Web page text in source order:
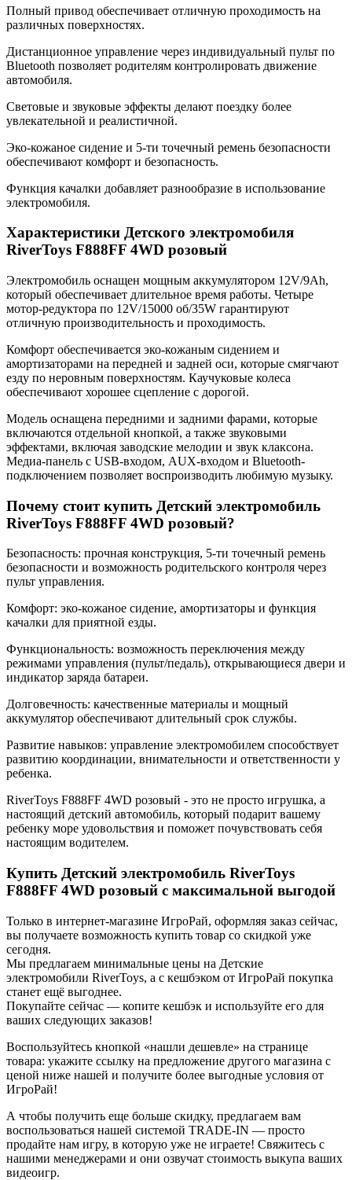
Полный привод обеспечивает отличную проходимость на
различных поверхностях.
Дистанционное управление через индивидуальный пульт по
Bluetooth позволяет родителям контролировать движение
автомобиля.
Световые и звуковые эффекты делают поездку более
увлекательной и реалистичной.
Эко-кожаное сидение и 5-ти точечный ремень безопасности
обеспечивают комфорт и безопасность.
Функция качалки добавляет разнообразие в использование
электромобиля.
Характеристики Детского электромобиля
RiverToys F888FF 4WD розовый
Электромобиль оснащен мощным аккумулятором 12V/9Ah,
который обеспечивает длительное время работы. Четыре
мотор-редуктора по 12V/15000 об/35W гарантируют
отличную производительность и проходимость.
Комфорт обеспечивается эко-кожаным сидением и
амортизаторами на передней и задней оси, которые смягчают
езду по неровным поверхностям. Каучуковые колеса
обеспечивают хорошее сцепление с дорогой.
Модель оснащена передними и задними фарами, которые
включаются отдельной кнопкой, а также звуковыми
эффектами, включая заводские мелодии и звук клаксона.
Медиа-панель с USB-входом, AUX-входом и Bluetooth-
подключением позволяет воспроизводить любимую музыку.
Почему стоит купить Детский электромобиль
RiverToys F888FF 4WD розовый?
Безопасность: прочная конструкция, 5-ти точечный ремень
безопасности и возможность родительского контроля через
пульт управления.
Комфорт: эко-кожаное сидение, амортизаторы и функция
качалки для приятной езды.
Функциональность: возможность переключения между
режимами управления (пульт/педаль), открывающиеся двери и
индикатор заряда батареи.
Долговечность: качественные материалы и мощный
аккумулятор обеспечивают длительный срок службы.
Развитие навыков: управление электромобилем способствует
развитию координации, внимательности и ответственности у
ребенка.
RiverToys F888FF 4WD розовый - это не просто игрушка, а
настоящий детский автомобиль, который подарит вашему
ребенку море удовольствия и поможет почувствовать себя
настоящим водителем.
Купить Детский электромобиль RiverToys
F888FF 4WD розовый с максимальной выгодой
Только в интернет-магазине ИгроРай, оформляя заказ сейчас,
вы получаете возможность купить товар со скидкой уже
сегодня.
Мы предлагаем минимальные цены на Детские
электромобили RiverToys, а с кешбэком от ИгроРай покупка
станет ещё выгоднее.
Покупайте сейчас — копите кешбэк и используйте его для
ваших следующих заказов!
Воспользуйтесь кнопкой «нашли дешевле» на странице
товара: укажите ссылку на предложение другого магазина с
ценой ниже нашей и получите более выгодные условия от
ИгроРай!
А чтобы получить еще больше скидку, предлагаем вам
воспользоваться нашей системой TRADE-IN — просто
продайте нам игру, в которую уже не играете! Свяжитесь с
нашими менеджерами и они озвучат стоимость выкупа ваших
видеоигр.